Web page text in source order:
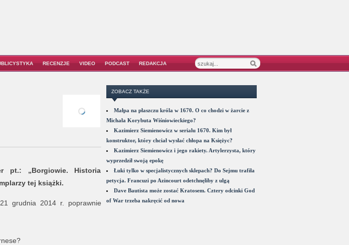
RECENZJE VIDEO PODCAST REDAKCJA
pt.: „Borgiowie. Historia
tej książki.
grudnia 2014 r. poprawnie
ZOBACZ TAKŻE
Małpa na płaszczu króla w 1670. O co chodzi w żarcie z
Michała Korybuta Wiśniowieckiego?
Kazimierz Siemienowicz w serialu 1670. Kim był
konstruktor, który chciał wysłać chłopa na Księżyc?
Kazimierz Siemienowicz i jego rakiety. Artylerzysta, który
wyprzedził swoją epokę
Łuki tylko w specjalistycznych sklepach? Do Sejmu trafiła
petycja. Francuzi po Azincourt odetchnęliby z ulgą
Dave Bautista może zostać Kratosem. Cztery odcinki God
of War trzeba nakręcić od nowa